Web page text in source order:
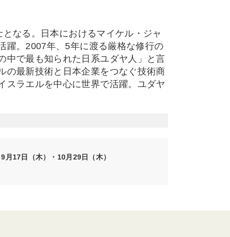
なる。日本におけるマイケル・ジャ
躍。2007年、5年に渡る厳格な修行の
中で最も知られた日系ユダヤ人」と言
の最新技術と日本企業をつなぐ技術商
スラエルを中心に世界で活躍。ユダヤ
月17日（木）・10月29日（木）